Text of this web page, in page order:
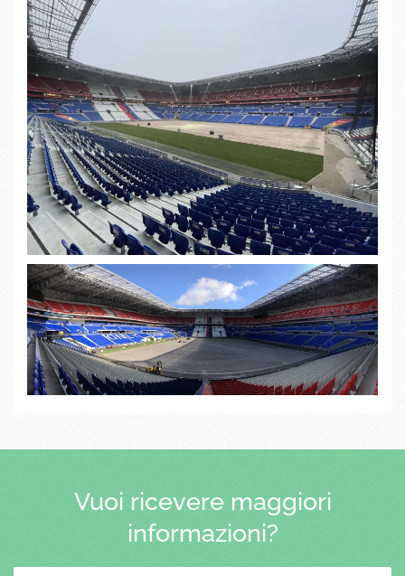
Vuoi ricevere maggiori
informazioni?